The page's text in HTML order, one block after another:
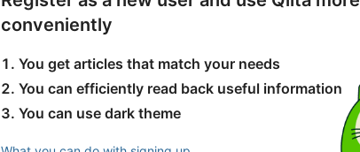
conveniently
You get articles that match your needs
You can efficiently read back useful information
You can use dark theme